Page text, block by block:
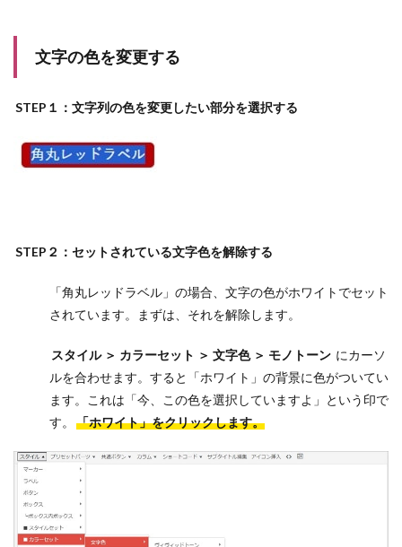
文字の色を変更する
STEP１：文字列の色を変更したい部分を選択する
STEP２：セットされている文字色を解除する
「角丸レッドラベル」の場合、文字の色がホワイトでセット
されています。まずは、それを解除します。
スタイル ＞ カラーセット ＞ 文字色 ＞ モノトーン にカーソ
ルを合わせます。すると「ホワイト」の背景に色がついてい
ます。これは「今、この色を選択していますよ」という印で
す。
「ホワイト」をクリックします。